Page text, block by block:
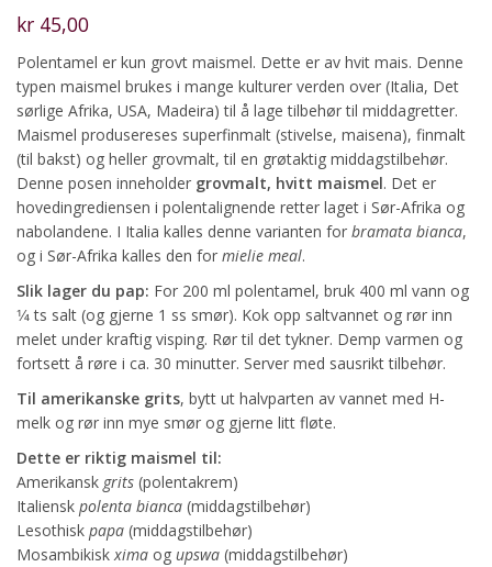
kr 45,00
Polentamel er kun grovt maismel. Dette er av hvit mais. Denne
typen maismel brukes i mange kulturer verden over (Italia, Det
sørlige Afrika, USA, Madeira) til å lage tilbehør til middagretter.
Maismel produsereses superfinmalt (stivelse, maisena), finmalt
(til bakst) og heller grovmalt, til en grøtaktig middagstilbehør.
Denne posen inneholder grovmalt, hvitt maismel. Det er
hovedingrediensen i polentalignende retter laget i Sør-Afrika og
nabolandene. I Italia kalles denne varianten for bramata bianca,
og i Sør-Afrika kalles den for mielie meal.
Slik lager du pap: For 200 ml polentamel, bruk 400 ml vann og
1⁄4 ts salt (og gjerne 1 ss smør). Kok opp saltvannet og rør inn
melet under kraftig visping. Rør til det tykner. Demp varmen og
fortsett å røre i ca. 30 minutter. Server med sausrikt tilbehør.
Til amerikanske grits, bytt ut halvparten av vannet med H-
melk og rør inn mye smør og gjerne litt fløte.
Dette er riktig maismel til:
Amerikansk grits (polentakrem)
Italiensk polenta bianca (middagstilbehør)
Lesothisk papa (middagstilbehør)
Mosambikiskxima og upswa (middagstilbehør)